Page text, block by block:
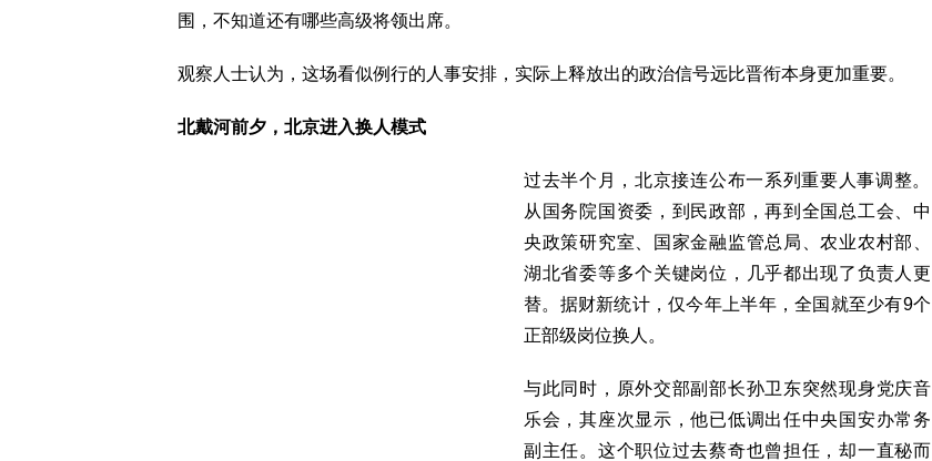
围，不知道还有哪些高级将领出席。
观察人士认为，这场看似例行的人事安排，实际上释放出的政治信号远比晋衔本身更加重要。
北戴河前夕，北京进入换人模式
过去半个月，北京接连公布一系列重要人事调整。
从国务院国资委，到民政部，再到全国总工会、中
央政策研究室、国家金融监管总局、农业农村部、
湖北省委等多个关键岗位，几乎都出现了负责人更
替。据财新统计，仅今年上半年，全国就至少有9个
正部级岗位换人。
与此同时，原外交部副部长孙卫东突然现身党庆音
乐会，其座次显示，他已低调出任中央国安办常务
副主任。这个职位过去蔡奇也曾担任，却一直秘而